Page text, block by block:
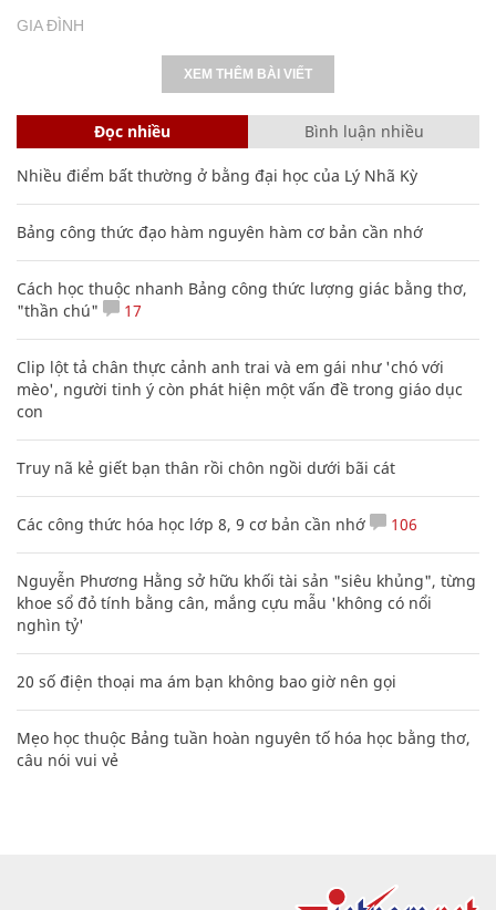
GIA ĐÌNH
XEM THÊM BÀI VIẾT
Đọc nhiều Bình luận nhiều
Nhiều điểm bất thường ở bằng đại học của Lý Nhã Kỳ
Bảng công thức đạo hàm nguyên hàm cơ bản cần nhớ
Cách học thuộc nhanh Bảng công thức lượng giác bằng thơ,
"thần chú"
17
Clip lột tả chân thực cảnh anh trai và em gái như 'chó với
mèo', người tinh ý còn phát hiện một vấn đề trong giáo dục
con
Truy nã kẻ giết bạn thân rồi chôn ngồi dưới bãi cát
Các công thức hóa học lớp 8, 9 cơ bản cần nhớ 106
Nguyễn Phương Hằng sở hữu khối tài sản "siêu khủng", từng
khoe sổ đỏ tính bằng cân, mắng cựu mẫu 'không có nổi
nghìn tỷ'
20 số điện thoại ma ám bạn không bao giờ nên gọi
Mẹo học thuộc Bảng tuần hoàn nguyên tố hóa học bằng thơ,
câu nói vui vẻ